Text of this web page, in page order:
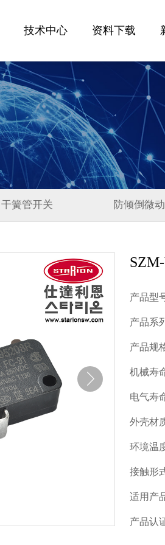
技术中心 资料下载
干簧管开关 防倾倒微
产品型
产品系
产品规
机械寿
电气寿
外壳材
环境温
接触形
适用产
产品认